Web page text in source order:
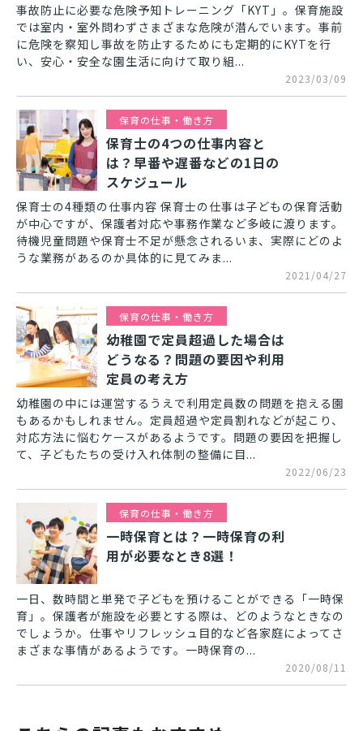
事故防止に必要な危険予知トレーニング「KYT」。保育施設
では室内・室外問わずさまざまな危険が潜んでいます。事前
に危険を察知し事故を防止するためにも定期的にKYTを行
い、安心・安全な園生活に向けて取り組...
2023/03/09
保育の仕事・働き方
保育士の4つの仕事内容と
は？早番や遅番などの1日の
スケジュール
保育士の4種類の仕事内容 保育士の仕事は子どもの保育活動
が中心ですが、保護者対応や事務作業など多岐に渡ります。
待機児童問題や保育士不足が懸念されるいま、実際にどのよ
うな業務があるのか具体的に見てみま...
2021/04/27
保育の仕事・働き方
幼稚園で定員超過した場合は
どうなる？問題の要因や利用
定員の考え方
幼稚園の中には運営するうえで利用定員数の問題を抱える園
もあるかもしれません。定員超過や定員割れなどが起こり、
対応方法に悩むケースがあるようです。問題の要因を把握し
て、子どもたちの受け入れ体制の整備に目...
2022/06/23
保育の仕事・働き方
一時保育とは？一時保育の利
用が必要なとき8選！
一日、数時間と単発で子どもを預けることができる「一時保
育」。保護者が施設を必要とする際は、どのようなときなの
でしょうか。仕事やリフレッシュ目的など各家庭によってさ
まざまな事情があるようです。一時保育の...
2020/08/11